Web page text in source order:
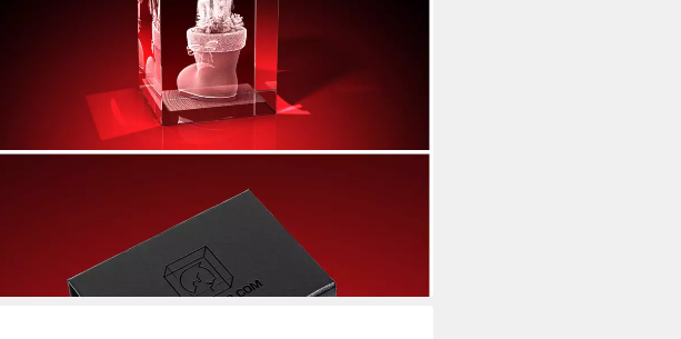
Teelichthalter Advents-Teelichthalter (einzeln),
Weihnachten, Kristallglas, 3D-Motive (1), aus Kristallglas
lieferbar - in 3-4 Werktagen bei dir